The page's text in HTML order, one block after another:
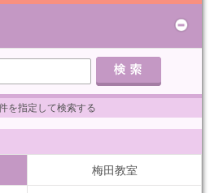
を指定して検索する
梅田教室